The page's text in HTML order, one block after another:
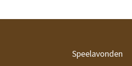
Speelavonden